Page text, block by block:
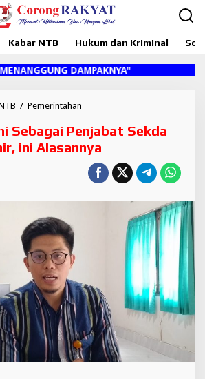
Kabar NTB Hukum dan Kriminal
DAMPAKNYA"
/ Pemerintahan
b
a
t
a
g
a
i
P
e
Sebagai Penjabat Sekda
ini Alasannya